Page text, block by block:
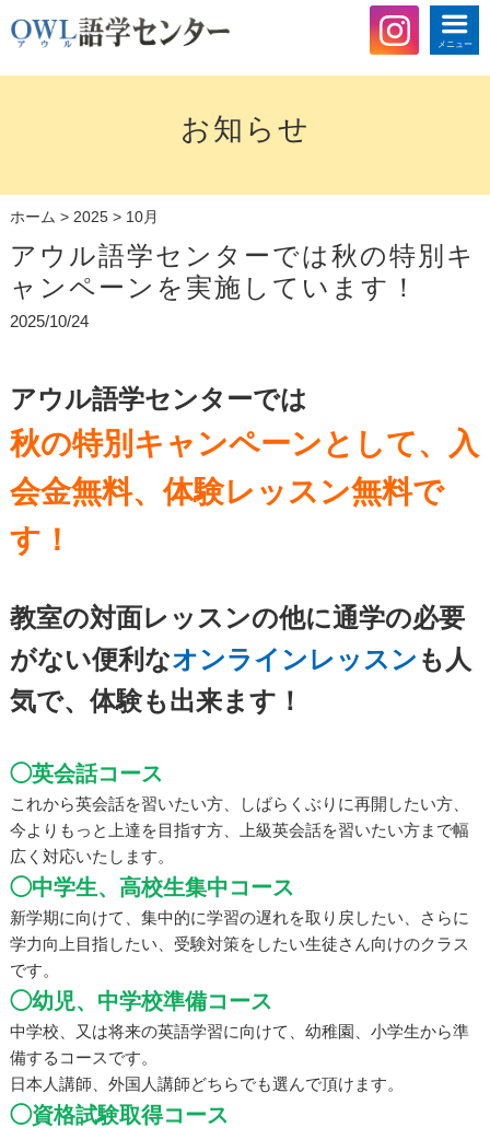
メニュー
お知らせ
ホーム > 2025> 10月
アウル語学センターでは秋の特別キ
ャンペーンを実施しています！
2025/10/24
アウル語学センターでは
秋の特別キャンペーンとして、入
会金無料、体験レッスン無料で
す！
教室の対面レッスンの他に通学の必要
がない便利なオンラインレッスン も人
気で、体験も出来ます！
◯英会話コース
これから英会話を習いたい方、しばらくぶりに再開したい方、
今よりもっと上達を目指す方、上級英会話を習いたい方まで幅
広く対応いたします。
◯中学生、高校生集中コース
新学期に向けて、集中的に学習の遅れを取り戻したい、さらに
学力向上目指したい、受験対策をしたい生徒さん向けのクラス
です。
◯幼児、中学校準備コース
中学校、又は将来の英語学習に向けて、幼稚園、小学生から準
備するコースです。
日本人講師、外国人講師どちらでも選んで頂けます。
◯資格試験取得コース